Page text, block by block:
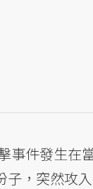
事件發生在
子，突然攻